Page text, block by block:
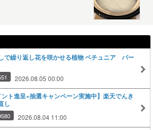
で繰り返し花を咲かせる植物 ペチュニア バー
2026.08.05 00:00
ント進呈×抽選キャンペーン実施中】楽天でんき
し
2026.08.04 11:00